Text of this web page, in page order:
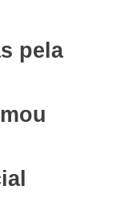
pela